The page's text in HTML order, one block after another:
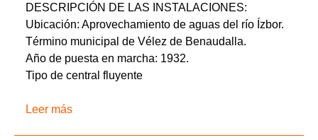
DESCRIPCIÓN DE LAS INSTALACIONES:
Ubicación: Aprovechamiento de aguas del río Ízbor.
Término municipal de Vélez de Benaudalla.
Año de puesta en marcha: 1932.
Tipo de central fluyente
Leer más